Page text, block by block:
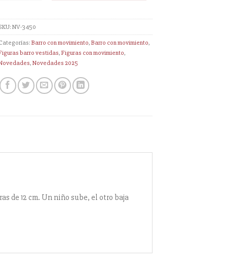
NV-3450
Barro con movimiento,Barro con movimiento,
barro vestidas,Figuras con movimiento,
,Novedades 2025
de 12 cm. Un niño sube, el otro baja